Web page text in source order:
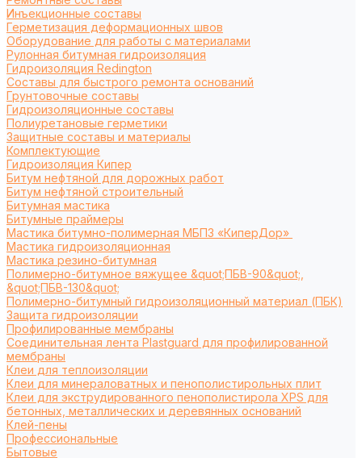
Инъекционные составы
Герметизация деформационных швов
Оборудование для работы с материалами
Рулонная битумная гидроизоляция
Гидроизоляция Redington
Составы для быстрого ремонта оснований
Грунтовочные составы
Гидроизоляционные составы
Полиуретановые герметики
Защитные составы и материалы
Комплектующие
Гидроизоляция Кипер
Битум нефтяной для дорожных работ
Битум нефтяной строительный
Битумная мастика
Битумные праймеры
Мастика битумно-полимерная МБПЗ «КиперДор»
Мастика гидроизоляционная
Мастика резино-битумная
Полимерно-битумное вяжущее &quot;ПБВ-90&quot;,
&quot;ПБВ-130&quot;
Полимерно-битумный гидроизоляционный материал (ПБК)
Защита гидроизоляции
Профилированные мембраны
Соединительная лента Plastguard для профилированной
мембраны
Клеи для теплоизоляции
Клеи для минераловатных и пенополистирольных плит
Клеи для экструдированного пенополистирола XPS для
бетонных, металлических и деревянных оснований
Клей-пены
Профессиональные
Бытовые